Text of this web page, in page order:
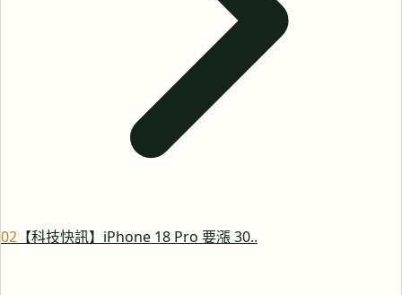
02 【科技快訊】iPhone 18 Pro 要漲 30..